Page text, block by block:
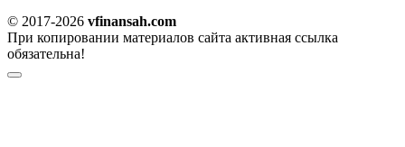
© 2017-2026 vfinansah.com
При копировании материалов сайта активная ссылка
обязательна!